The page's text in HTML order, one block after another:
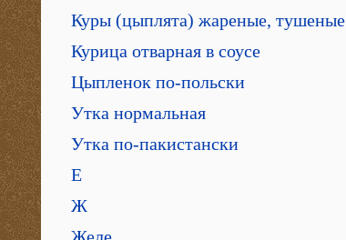
Куры (цыплята) жареные, тушеные
Курица отварная в соусе
Цыпленок по-польски
Утка нормальная
Утка по-пакистански
Е
Ж